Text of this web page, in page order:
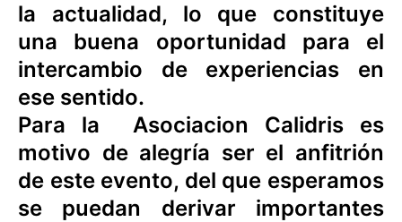
la actualidad, lo que constituye
una buena oportunidad para el
intercambio de experiencias en
ese sentido.
Para la Asociacion Calidris es
motivo de alegría ser el anfitrión
de este evento, del que esperamos
se puedan derivar importantes